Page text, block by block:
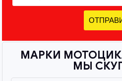
МАРКИ
МЫ